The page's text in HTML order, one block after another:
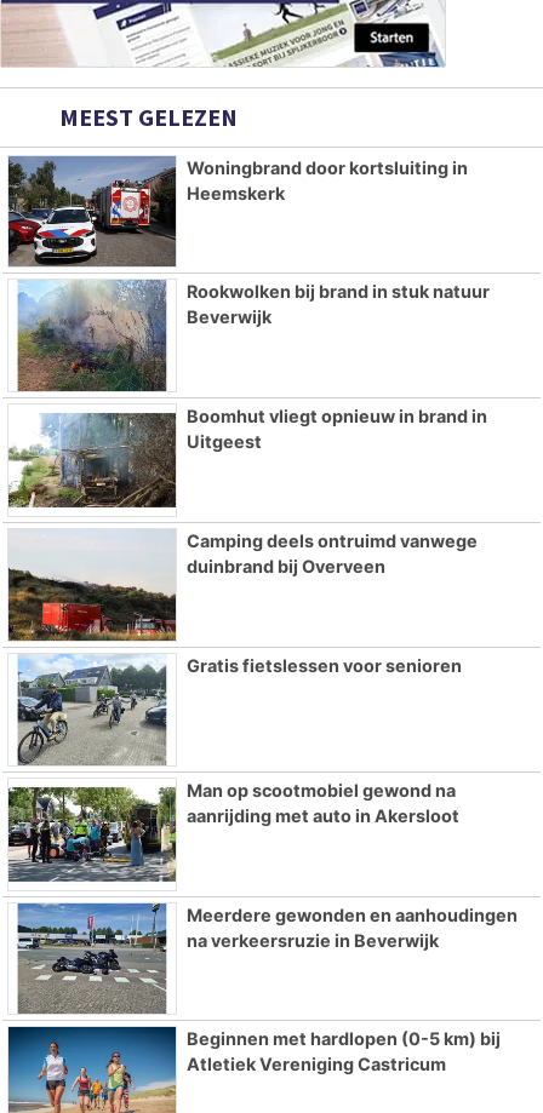
MEEST GELEZEN
Woningbrand door kortsluiting in
Heemskerk
Rookwolken bij brand in stuk natuur
Beverwijk
Boomhut vliegt opnieuw in brand in
Uitgeest
Camping deels ontruimd vanwege
duinbrand bij Overveen
Gratis fietslessen voor senioren
Man op scootmobiel gewond na
aanrijding met auto in Akersloot
Meerdere gewonden en aanhoudingen
na verkeersruzie in Beverwijk
Beginnen met hardlopen (0-5 km) bij
Atletiek Vereniging Castricum